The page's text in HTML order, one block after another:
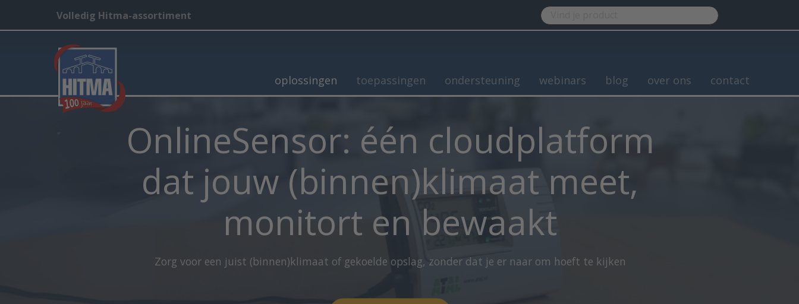
Volledig Hitma-assortiment
oplossingen toepassingen ondersteuning webinars blog over ons contact
OnlineSensor: één cloudplatform
dat jouw (binnen)klimaat meet,
monitort en bewaakt
Zorg voor een juist (binnen)klimaat of gekoelde opslag, zonder dat je er naar om hoeft te kijken